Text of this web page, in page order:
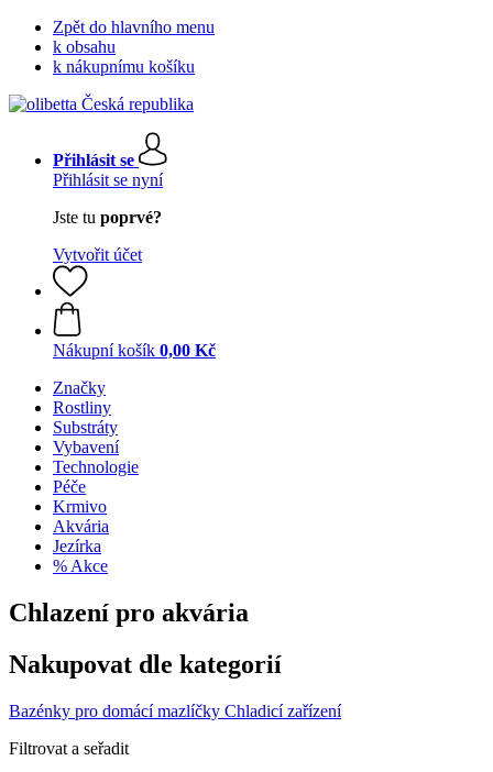
Zpět do hlavního menu
k obsahu
k nákupnímu košíku
Přihlásit se
Přihlásit se nyní
Jste tu poprvé?
Vytvořit účet
Nákupní košík 0,00 Kč
Značky
Rostliny
Substráty
Vybavení
Technologie
Péče
Krmivo
Akvária
Jezírka
% Akce
Chlazení pro akvária
Nakupovat dle kategorií
Bazénky pro domácí mazlíčky Chladicí zařízení
Filtrovat a seřadit